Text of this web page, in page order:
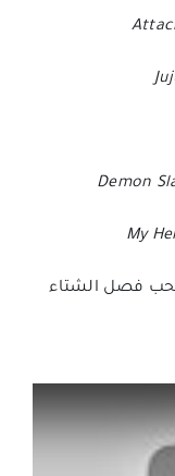
Demon
My
فصل الشتاء